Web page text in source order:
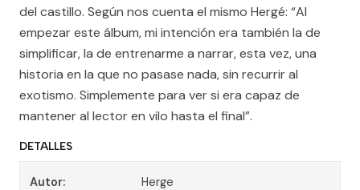
del castillo. Según nos cuenta el mismo Hergé: “Al
empezar este álbum, mi intención era también la de
simplificar, la de entrenarme a narrar, esta vez, una
historia en la que no pasase nada, sin recurrir al
exotismo. Simplemente para ver si era capaz de
mantener al lector en vilo hasta el final”.
DETALLES
Autor: Herge